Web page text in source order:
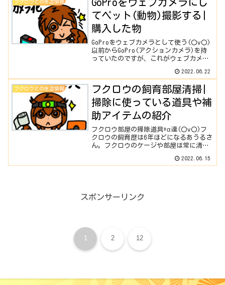
希望の...
フクロウとの生活情報
GoProをウェブカメラにし
てペット(動物)撮影する|
購入した物
GoProをウェブカメラとして使う(〇v〇)
以前からGoPro(アクションカメラ)を持
っていたのですが、これがウェブカメラ
段、YouTube投稿でフクロウの動画を撮
(pixel5)...
2022.06.22
フクロウとの生活情報
フクロウの飼育部屋清掃|
掃除に使っている道具や補
助アイテムの紹介
フクロウ部屋の掃除道具+α達(〇v〇)フ
クロウの飼育歴は6年ほどになるあうるさ
ん。フクロウのケージや部屋は常に清潔
レのしつけが出来ないので、自由にさせ
2022.06.15
スポンサーリンク
1 2 12